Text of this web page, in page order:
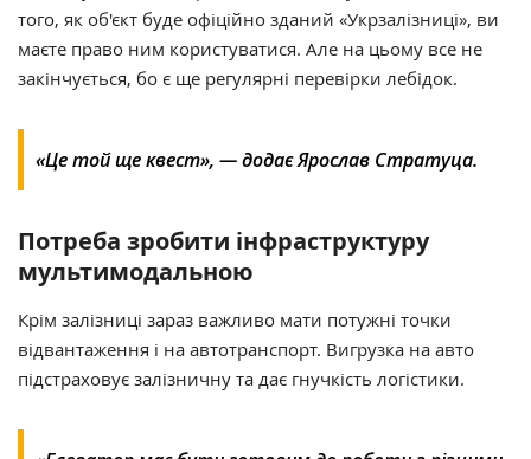
того, як об'єкт буде офіційно зданий «Укрзалізниці», ви
маєте право ним користуватися. Але на цьому все не
закінчується, бо є ще регулярні перевірки лебідок.
«Це той ще квест», — додає Ярослав Стратуца.
Потреба зробити інфраструктуру
мультимодальною
Крім залізниці зараз важливо мати потужні точки
відвантаження і на автотранспорт. Вигрузка на авто
підстраховує залізничну та дає гнучкість логістики.